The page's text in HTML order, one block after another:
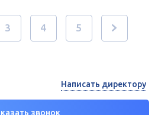
3 4 5
звонок
Написать директору